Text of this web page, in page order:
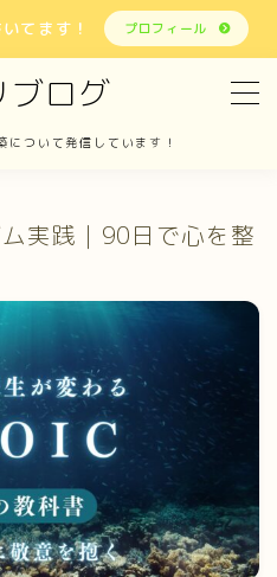
てます！ プロフィール
ブログ
ついて発信しています！
実践｜90日で心を整